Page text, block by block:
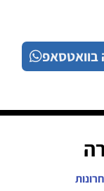
בוואטסאפ